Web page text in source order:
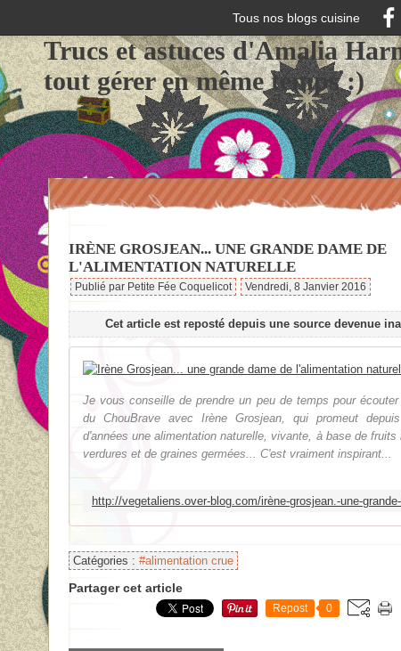
Tous nos blogs cuisine
Trucs et astuces d'Amalia
tout gérer en même temps :)
IRÈNE GROSJEAN... UNE GRANDE DAME DE
L'ALIMENTATION NATURELLE
Publié par Petite Fée Coquelicot Vendredi, 8 Janvier 2016
Cet article est reposté depuis une source devenue
Je vous conseille de prendre un peu de temps pour
du ChouBrave avec Irène Grosjean, qui promeut
d'années une alimentation naturelle, vivante, à base de fruits
verdures et de graines germées... C'est vraiment inspirant...
Catégories : #alimentation crue
Partager cet article
Repost 0